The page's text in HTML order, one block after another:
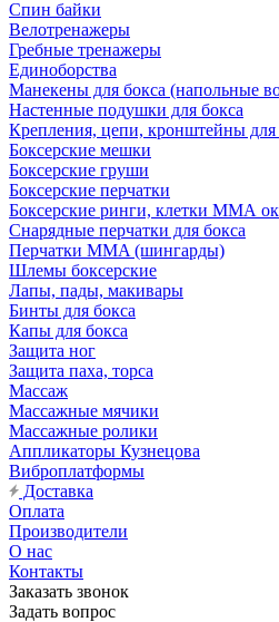
Спин байки
Велотренажеры
Гребные тренажеры
Единоборства
Манекены для бокса (напольные
Настенные подушки для бокса
Крепления, цепи, кронштейны для
Боксерские мешки
Боксерские груши
Боксерские перчатки
Боксерские ринги, клетки ММА
Снарядные перчатки для бокса
Перчатки MMA (шингарды)
Шлемы боксерские
Лапы, пады, макивары
Бинты для бокса
Капы для бокса
Защита ног
Защита паха, торса
Массаж
Массажные мячики
Массажные ролики
Аппликаторы Кузнецова
Виброплатформы
Доставка
Оплата
Производители
О нас
Контакты
Заказать звонок
Задать вопрос